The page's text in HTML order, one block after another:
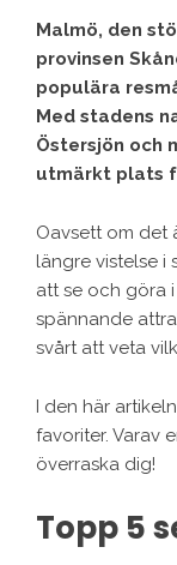
Malmö, den
provinsen
populära
Med stadens
Östersjön och
utmärkt plats
Oavsett om det
längre vistelse i
att se och göra
spännande
svårt att veta
I den här
favoriter. Varav
överraska dig!
Topp 5